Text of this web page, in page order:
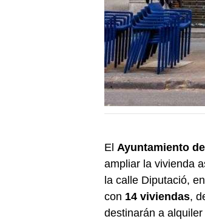
El Ayuntamiento
ampliar la vivienda
la calle Diputació,
con 14 viviendas,
destinarán a